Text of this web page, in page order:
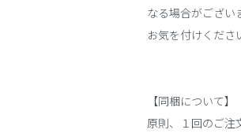
なる場合がござい
お気を付けくださ
【同梱について】
原則、１回のご注